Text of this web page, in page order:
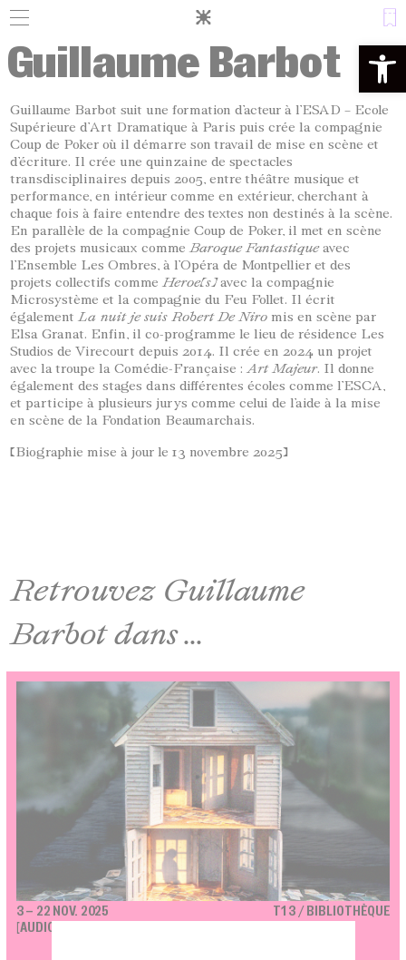
Ouvrir
Guillaume Barbot
Guillaume Barbot suit une formation d’acteur à l’ESAD – Ecole
Supérieure d’Art Dramatique à Paris puis crée la compagnie
Coup de Poker où il démarre son travail de mise en scène et
d’écriture. Il crée une quinzaine de spectacles
transdisciplinaires depuis 2005, entre théâtre musique et
performance, en intérieur comme en extérieur, cherchant à
chaque fois à faire entendre des textes non destinés à la scène.
En parallèle de la compagnie Coup de Poker, il met en scène
des projets musicaux comme Baroque Fantastiqueavec
l’Ensemble Les Ombres, à l’Opéra de Montpellier et des
projets collectifs comme Heroe(s)avec la compagnie
Microsystème et la compagnie du Feu Follet. Il écrit
également La nuit je suis Robert De Niro mis en scène par
Elsa Granat. Enfin, il co-programme le lieu de résidence Les
Studios de Virecourt depuis 2014. Il crée en 2024 un projet
avec la troupe la Comédie-Française : Art Majeur. Il donne
également des stages dans différentes écoles comme l’ESCA,
et participe à plusieurs jurys comme celui de l’aide à la mise
en scène de la Fondation Beaumarchais.
[Biographie mise à jour le 13 novembre 2025]
Retrouvez Guillaume
Barbot dans ...
3 – 22 NOV. 2025
[AUDIODESCRIPTION LE 21 NOVEMBRE]
T13 / BIBLIOTHÈQUE
Panneau de gestion des cookies